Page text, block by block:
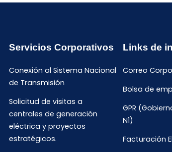
Servicios Corporativos
Conexión al Sistema Nacional
de Transmisión
Solicitud de visitas a
centrales de generación
eléctrica y proyectos
estratégicos.
Links de
Correo
Bolsa de
GPR
N1)
Facturación